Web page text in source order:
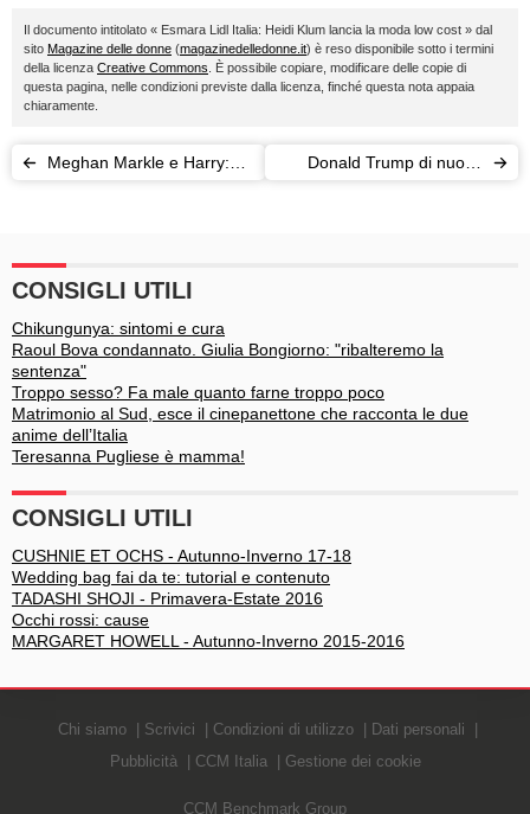
Il documento intitolato « Esmara Lidl Italia: Heidi Klum lancia la moda low cost » dal
sito Magazine delle donne (magazinedelledonne.it) è reso disponibile sotto i termini
della licenza Creative Commons . È possibile copiare, modificare delle copie di
questa pagina, nelle condizioni previste dalla licenza, finché questa nota appaia
chiaramente.
Meghan Markle e Harry:
Donald Trump di nuovo
CONSIGLI UTILI
Chikungunya: sintomi e cura
Raoul Bova condannato. Giulia Bongiorno: "ribalteremo la
sentenza"
Troppo sesso? Fa male quanto farne troppo poco
Matrimonio al Sud, esce il cinepanettone che racconta le due
anime dell’Italia
Teresanna Pugliese è mamma!
CONSIGLI UTILI
CUSHNIE ET OCHS - Autunno-Inverno 17-18
Wedding bag fai da te: tutorial e contenuto
TADASHI SHOJI - Primavera-Estate 2016
Occhi rossi: cause
MARGARET HOWELL - Autunno-Inverno 2015-2016
Chi siamo Scrivici Condizioni di utilizzo
Dati personali
Pubblicità
CCM Italia Gestione dei cookie
CCM Benchmark Group